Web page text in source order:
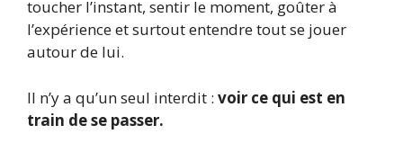
toucher l’instant, sentir le moment, goûter à
l’expérience et surtout entendre tout se jouer
autour de lui.
Il n’y a qu’un seul interdit : voir ce qui est en
train de se passer.